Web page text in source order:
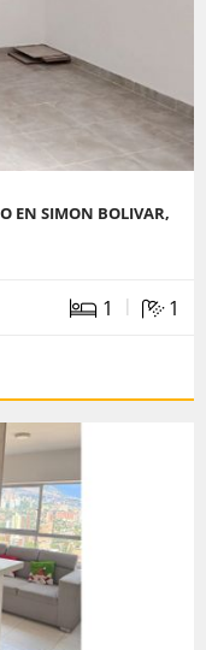
EN SIMON BOLIVAR,
1 | 1